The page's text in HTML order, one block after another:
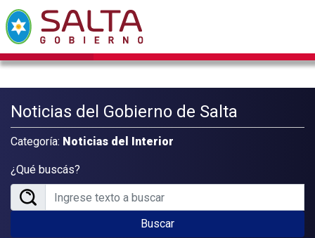
Noticias del Gobierno de Salta
Categoría: Noticias del Interior
¿Qué buscás?
Buscar